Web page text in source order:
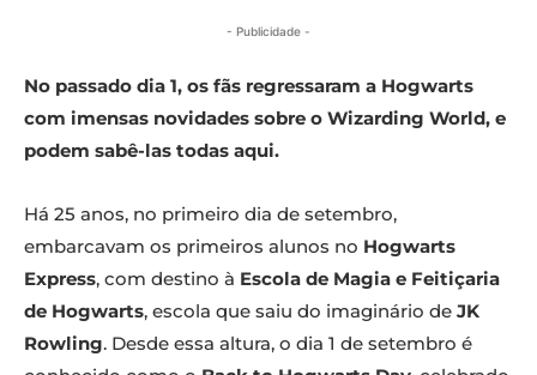
- Publicidade -
No passado dia 1, os fãs regressaram a Hogwarts
com imensas novidades sobre o Wizarding World, e
podem sabê-las todas aqui.
Há 25 anos, no primeiro dia de setembro,
embarcavam os primeiros alunos no Hogwarts
Express, com destino à Escola de Magia e Feitiçaria
de Hogwarts, escola que saiu do imaginário de JK
Rowling. Desde essa altura, o dia 1 de setembro é